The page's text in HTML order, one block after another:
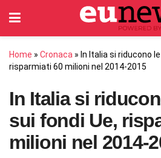
Home » Cronaca » In Italia si riducono
risparmiati 60 milioni nel 2014-2015
In Italia si
sui fondi Ue,
milioni nel 2014-